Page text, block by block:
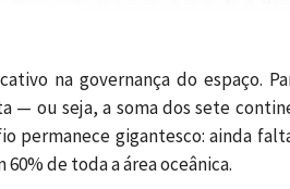
na governança do espaço.
— ou seja, a soma dos sete
permanece gigantesco: ainda
de toda a área oceânica.